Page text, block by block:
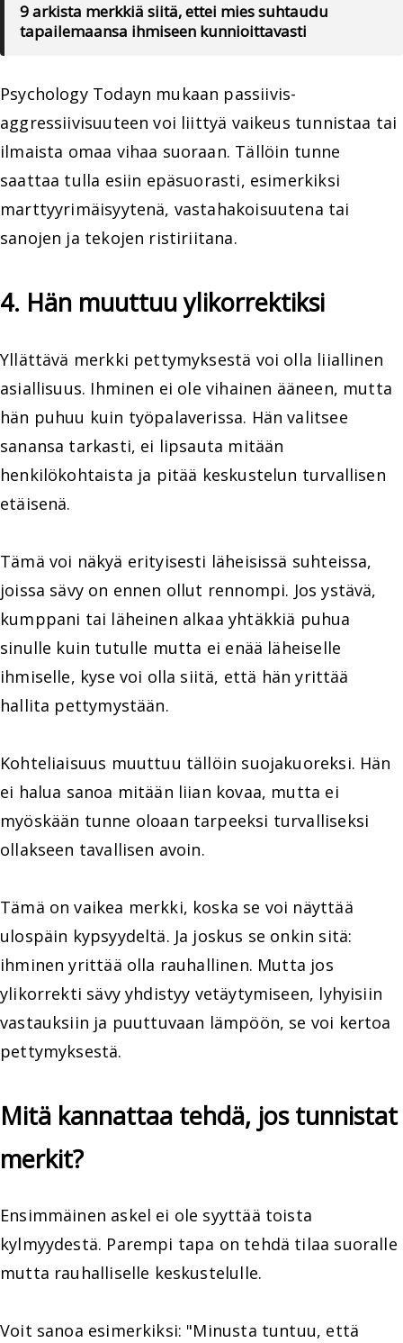
9 arkista merkkiä siitä, ettei mies suhtaudu
tapailemaansa ihmiseen kunnioittavasti
Psychology Todayn mukaan passiivis-
aggressiivisuuteen voi liittyä vaikeus tunnistaa tai
ilmaista omaa vihaa suoraan. Tällöin tunne
saattaa tulla esiin epäsuorasti, esimerkiksi
marttyyrimäisyytenä, vastahakoisuutena tai
sanojen ja tekojen ristiriitana.
4. Hän muuttuu ylikorrektiksi
Yllättävä merkki pettymyksestä voi olla liiallinen
asiallisuus. Ihminen ei ole vihainen ääneen, mutta
hän puhuu kuin työpalaverissa. Hän valitsee
sanansa tarkasti, ei lipsauta mitään
henkilökohtaista ja pitää keskustelun turvallisen
etäisenä.
Tämä voi näkyä erityisesti läheisissä suhteissa,
joissa sävy on ennen ollut rennompi. Jos ystävä,
kumppani tai läheinen alkaa yhtäkkiä puhua
sinulle kuin tutulle mutta ei enää läheiselle
ihmiselle, kyse voi olla siitä, että hän yrittää
hallita pettymystään.
Kohteliaisuus muuttuu tällöin suojakuoreksi. Hän
ei halua sanoa mitään liian kovaa, mutta ei
myöskään tunne oloaan tarpeeksi turvalliseksi
ollakseen tavallisen avoin.
Tämä on vaikea merkki, koska se voi näyttää
ulospäin kypsyydeltä. Ja joskus se onkin sitä:
ihminen yrittää olla rauhallinen. Mutta jos
ylikorrekti sävy yhdistyy vetäytymiseen, lyhyisiin
vastauksiin ja puuttuvaan lämpöön, se voi kertoa
pettymyksestä.
Mitä kannattaa tehdä, jos tunnistat
merkit?
Ensimmäinen askel ei ole syyttää toista
kylmyydestä. Parempi tapa on tehdä tilaa suoralle
mutta rauhalliselle keskustelulle.
Voit sanoa esimerkiksi: "Minusta tuntuu, että